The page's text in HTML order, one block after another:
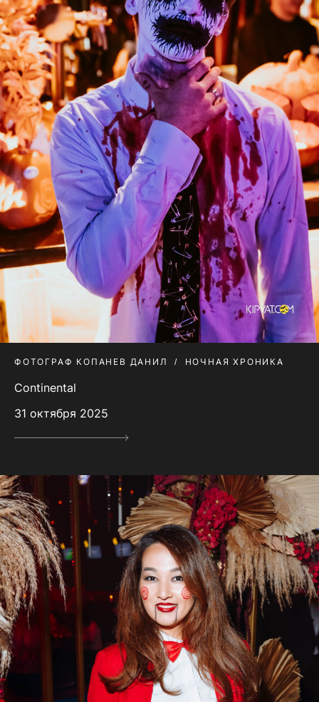
ФОТОГРАФ КОПАНЕВ ДАНИЛ НОЧНАЯ ХРОНИКА
Continental
31 октября 2025